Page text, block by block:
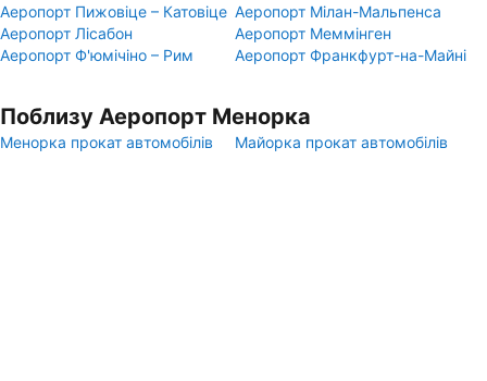
Аеропорт Пижовіце – Катовіце Аеропорт Мілан-Мальпенса
Аеропорт Лісабон
Аеропорт Меммінген
Аеропорт Ф'юмічіно – Рим
Аеропорт Франкфурт-на-Майні
Поблизу Аеропорт Менорка
Менорка прокат автомобілів Майорка прокат автомобілів